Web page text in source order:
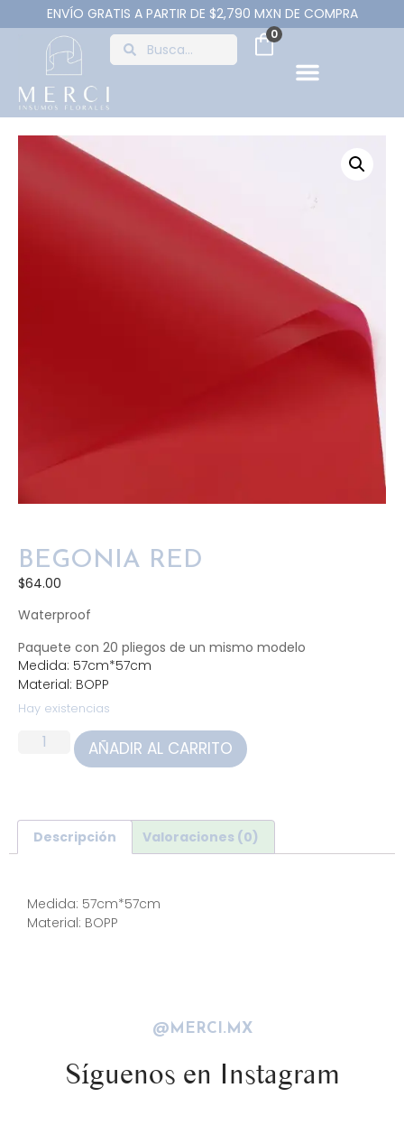
ENVÍO GRATIS A PARTIR DE $2,790 MXN DE COMPRA
0
BEGONIA RED
$64.00
Waterproof
Paquete con 20 pliegos de un mismo modelo
Medida: 57cm*57cm
Material: BOPP
Hay existencias
AÑADIR AL CARRITO
Descripción Valoraciones (0)
Medida: 57cm*57cm
Material: BOPP
@MERCI.MX
Síguenos en Instagram